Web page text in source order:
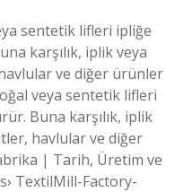
sentetik lifleri ipliğe
karşılık, iplik veya
ve diğer ürünler
veya sentetik lifleri
Buna karşılık, iplik
havlular ve diğer
| Tarih, Üretim ve
TextilMill-Factory-